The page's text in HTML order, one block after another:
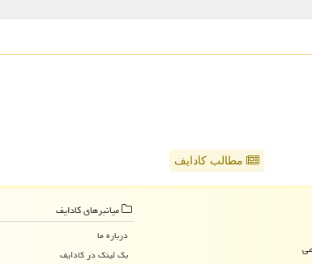
مطالب کادایف
میانبرهای كادایف
درباره ما
بک لینک در كادایف